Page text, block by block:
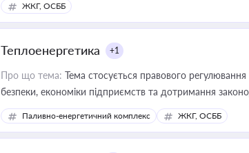
ЖКГ, ОСББ
Теплоенергетика +1
Про що тема: Тема стосується правового
безпеки, економіки підприємств та дотримання
Паливно-енергетичний комплекс ЖКГ, ОСББ